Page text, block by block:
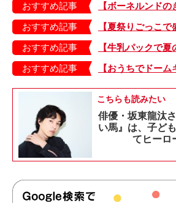
おすすめ記事
おすすめ記事
おすすめ記事
おすすめ記事
こちらも読みたい
俳優・坂東龍汰
い馬』は、子ど
てヒーロ